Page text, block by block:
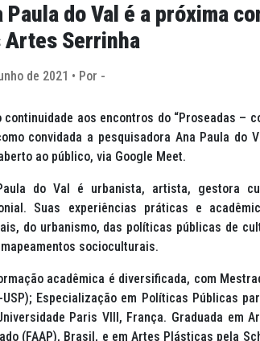
Paula do Val é a próxima
Artes Serrinha
de 2021 • Por -
continuidade aos encontros do “Proseadas –
convidada a pesquisadora Ana Paula do
ao público, via Google Meet.
do Val é urbanista, artista, gestora
Suas experiências práticas e
do urbanismo, das políticas públicas de
socioculturais.
acadêmica é diversificada, com
USP); Especialização em Políticas Públicas
Paris VIII, França. Graduada em
(FAAP), Brasil, e em Artes Plásticas pela